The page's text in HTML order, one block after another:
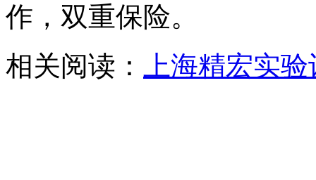
作，双重保险。
相关阅读：
上海精宏实